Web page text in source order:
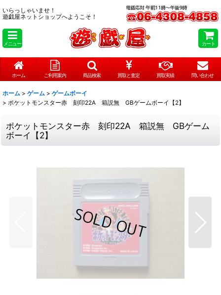
いらっしゃいませ！
遊戯屋ネットショップへようこそ！
メニュー カート
ホーム ご利用案内 商品検索 買取と査定 買取実績 問い合わせ
ホーム > ゲーム > ゲームボーイ
> ポケットモンスター赤 刻印22A 箱説無 GBゲームボーイ【2】
ポケットモンスター赤 刻印22A 箱説無 GBゲーム
ボーイ【2】